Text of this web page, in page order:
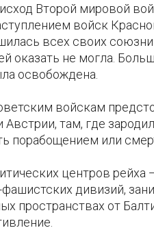
Второй мировой
войск
всех своих
оказать не могла.
освобождена.
войскам
Австрии, там, где
порабощением или
центров
дивизий,
пространствах от